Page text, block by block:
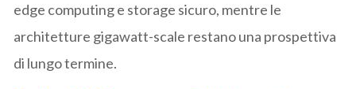
edge computing e storage sicuro, mentre le
architetture gigawatt-scale restano una prospettiva
di lungo termine.